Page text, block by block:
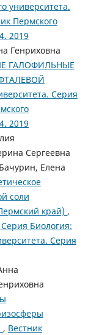
университета.
Пермского
2019
Генриховна
ГАЛОФИЛЬНЫЕ
Серия
2019
Сергеевна
Елена
соли
край) ,
Биология:
Серия
, Вестник